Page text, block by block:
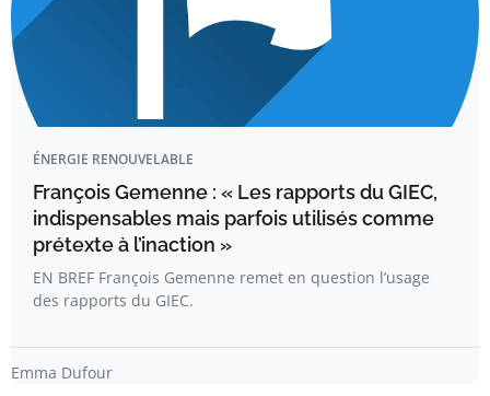
ÉNERGIE RENOUVELABLE
François Gemenne : « Les rapports du GIEC,
indispensables mais parfois utilisés comme
prétexte à l’inaction »
EN BREF François Gemenne remet en question l’usage
des rapports du GIEC.
Emma Dufour